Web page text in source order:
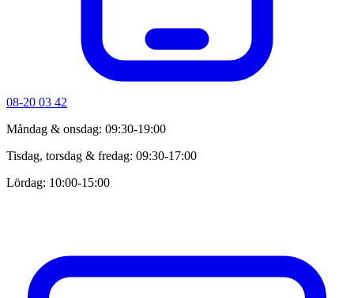
08-20 03 42
Måndag & onsdag: 09:30-19:00
Tisdag, torsdag & fredag: 09:30-17:00
Lördag: 10:00-15:00